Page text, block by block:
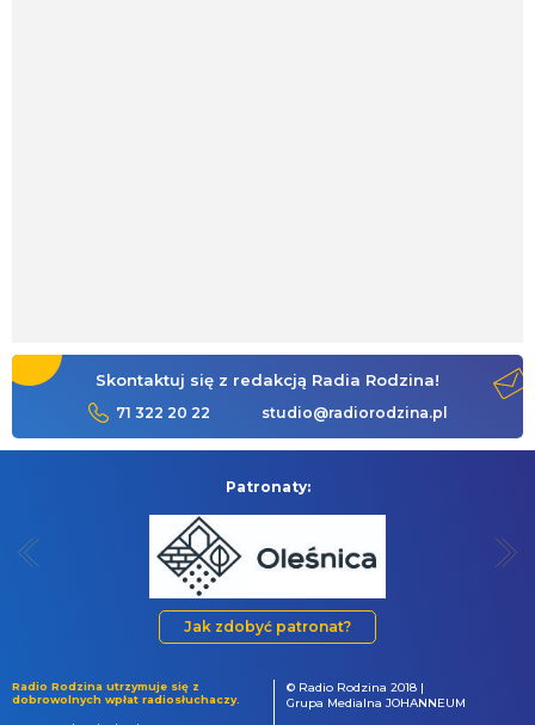
Skontaktuj się z redakcją Radia Rodzina!
71 322 20 22 studio@radiorodzina.pl
Patronaty:
Jak zdobyć patronat?
Radio Rodzina utrzymuje się z
dobrowolnych wpłat radiosłuchaczy.
© Radio Rodzina 2018 |
Grupa Medialna JOHANNEUM